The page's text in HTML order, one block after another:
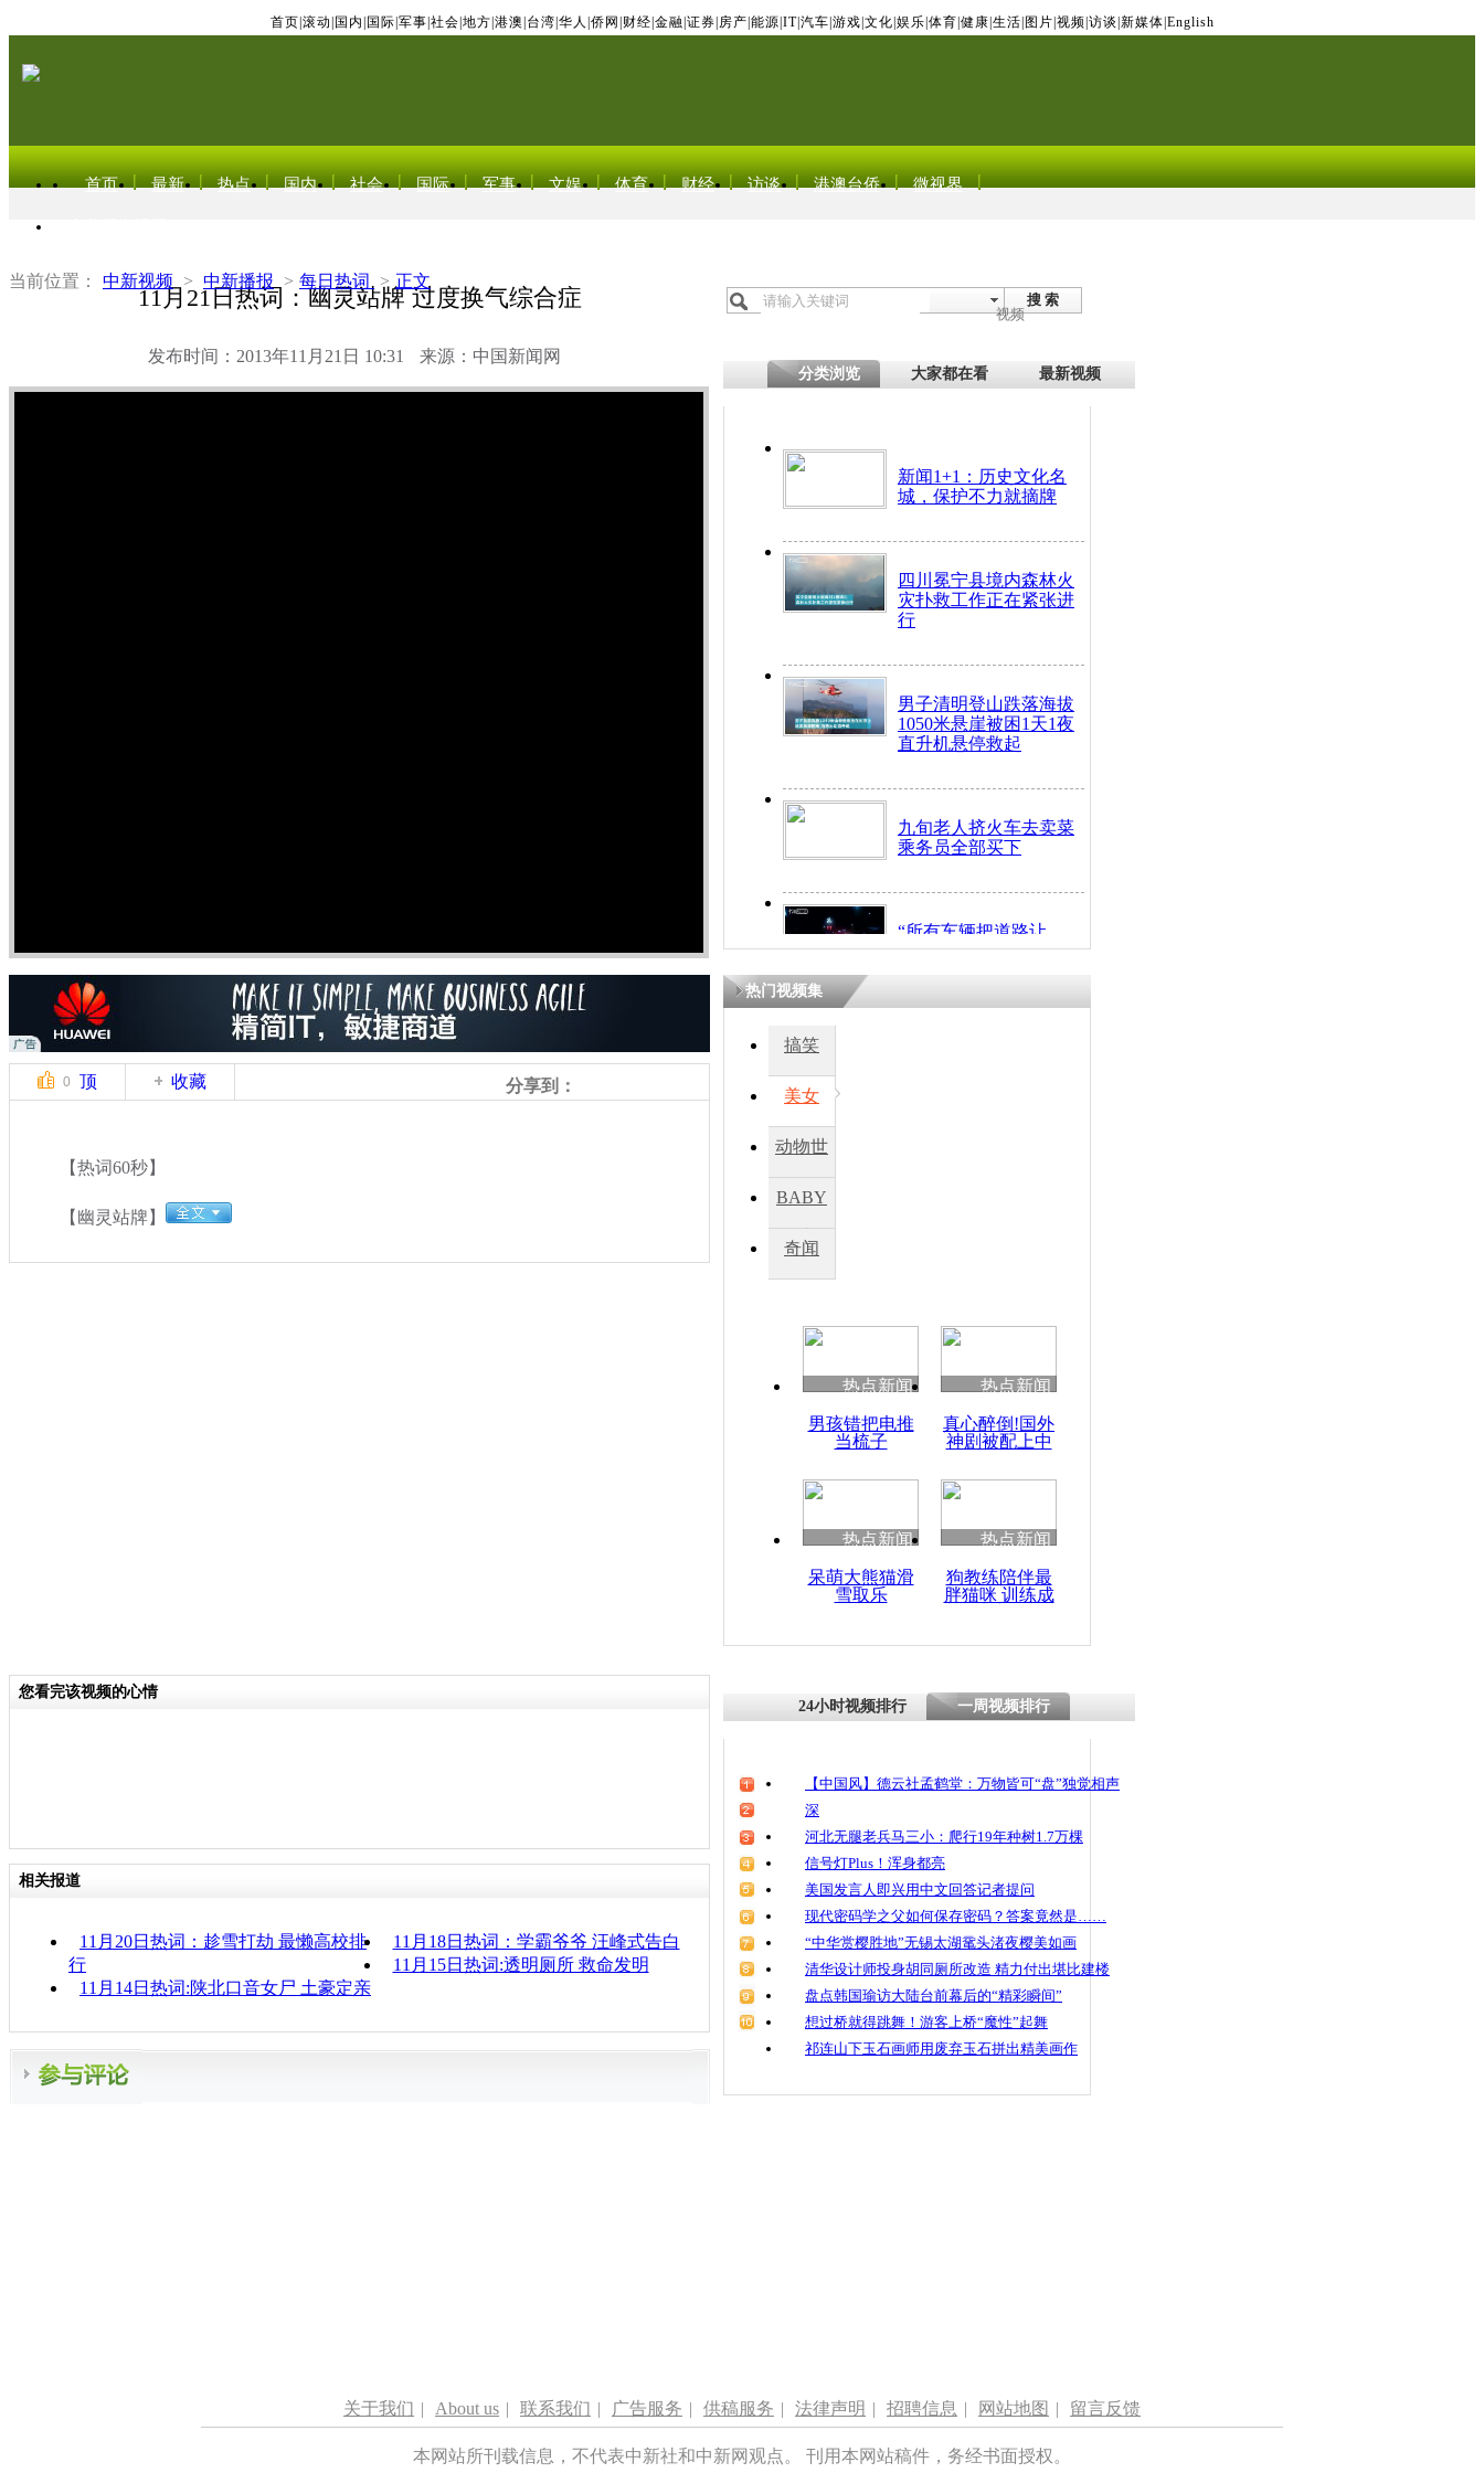
首页 滚动 国内 国际 军事 社会 地方 港澳 台湾 华人 侨网 财经 金融 证券 房产 能源 IT| 汽车 游戏 文化 娱乐 体育 健康 生活 图片 视频 访谈 新媒体 English
首页 最新 热点 国内 社会 国际 军事 文娱 体育 财经 访谈 港澳台侨 微视界
当前位置： 中新视频 > 中新播报 > 每日热词 > 正文
11月21日热词：幽灵站牌 过度换气综合症
发布时间：2013年11月21日 10:31 来源：中国新闻网
搜 索
视频
分类浏览 大家都在看 最新视频
新闻1+1：历史文化名
城，保护不力就摘牌
四川冕宁县境内森林火
灾扑救工作正在紧张进
行
男子清明登山跌落海拔
1050米悬崖被困1天1夜
直升机悬停救起
九旬老人挤火车去卖菜
乘务员全部买下
“所有车辆把道路让
开！”儿童突发疾病交
因
度苗族花山节
魂
0 顶 收藏 分享到：
【热词60秒】
【幽灵站牌】
热门视频集
搞笑
美女
动物世
BABY
秀
奇闻
热点新闻
男孩错把电推
当梳子
热点新闻
真心醉倒!国外
神剧被配上中
热点新闻
呆萌大熊猫滑
雪取乐
热点新闻
狗教练陪伴最
胖猫咪 训练成
您看完该视频的心情
相关报道
11月20日热词：趁雪打劫 最懒高校排
行
11月18日热词：学霸爷爷 汪峰式告白
11月15日热词:透明厕所 救命发明
11月14日热词:陕北口音女尸 土豪定亲
24小时视频排行 一周视频排行
【中国风】德云社孟鹤堂：万物皆可“盘”独觉相声
深
河北无腿老兵马三小：爬行19年种树1.7万棵
信号灯Plus！浑身都亮
美国发言人即兴用中文回答记者提问
现代密码学之父如何保存密码？答案竟然是……
“中华赏樱胜地”无锡太湖鼋头渚夜樱美如画
清华设计师投身胡同厕所改造 精力付出堪比建楼
盘点韩国瑜访大陆台前幕后的“精彩瞬间”
想过桥就得跳舞！游客上桥“魔性”起舞
祁连山下玉石画师用废弃玉石拼出精美画作
关于我们 | About us | 联系我们 | 广告服务 | 供稿服务 | 法律声明 | 招聘信息 | 网站地图 | 留言反馈
本网站所刊载信息，不代表中新社和中新网观点。 刊用本网站稿件，务经书面授权。